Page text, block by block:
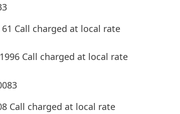
Call charged at local rate
Call charged at local rate
Call charged at local rate